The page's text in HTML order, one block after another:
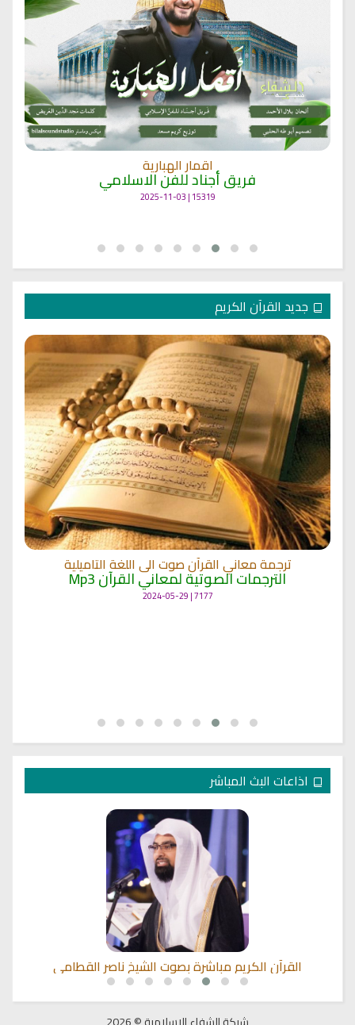
اقمار الهبارية
فريق أجناد للفن الاسلامي
15319 | 2025-11-03
جديد القرآن الكريم
ترجمة معاني القرآن صوت الى اللغة التاميلية
الترجمات الصوتية لمعاني القرآن Mp3
7177 | 2024-05-29
اذاعات البث المباشر
القرآن الكريم مباشرة بصوت الشيخ ناصر القطامي